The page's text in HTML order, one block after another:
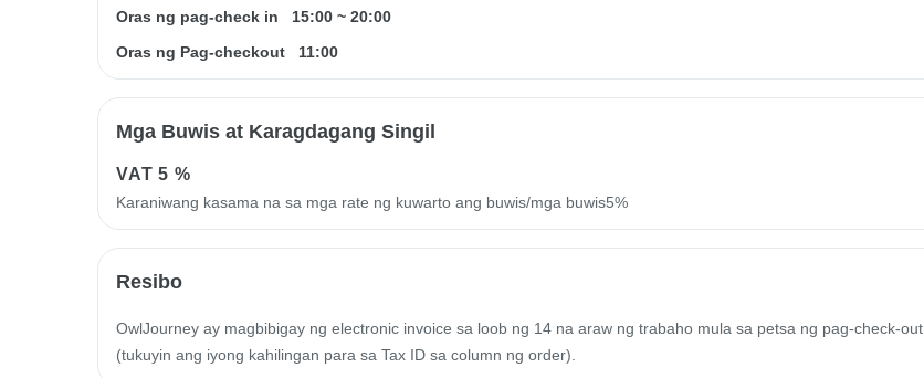
Oras ng pag-check in 15:00 ~ 20:00
Oras ng Pag-checkout
11:00
Mga Buwis at Karagdagang Singil
VAT5 %
Karaniwang kasama na sa mga rate ng kuwarto ang buwis/mga buwis5%
Resibo
OwlJourney ay magbibigay ng electronic invoice sa loob ng 14 na araw ng trabaho mula sa petsa ng pag-check-out
(tukuyin ang iyong kahilingan para sa Tax ID sa column ng order).